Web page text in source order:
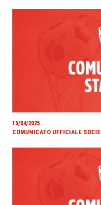
15/04/2025
COMUNICATO UFFICIALE